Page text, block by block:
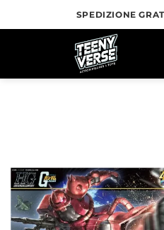
ai
SPEDIZIONE